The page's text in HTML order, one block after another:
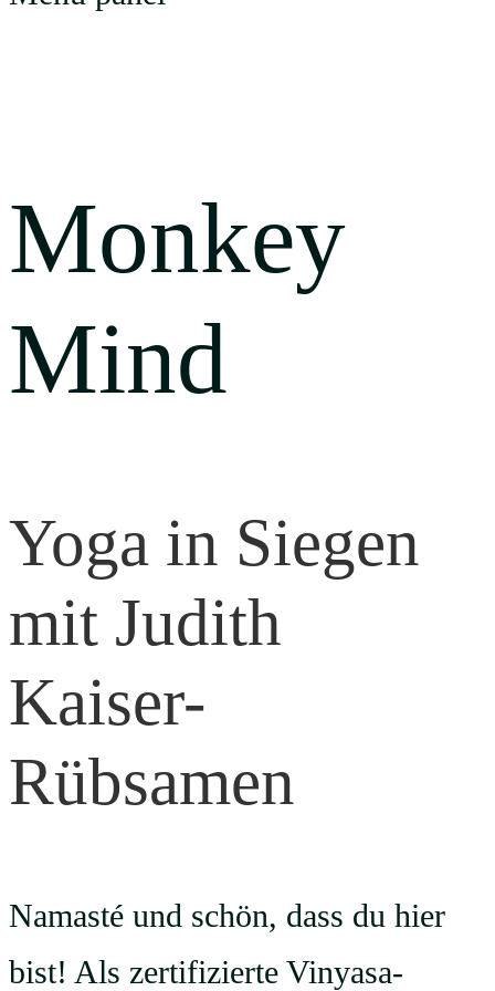
Monkey
Mind
Yoga in Siegen
mit Judith
Kaiser-
Rübsamen
Namasté und schön, dass du hier
bist! Als zertifizierte Vinyasa-